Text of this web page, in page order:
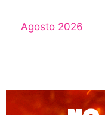
Agosto 2026